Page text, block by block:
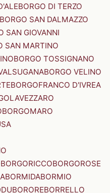
BORGO DI TERZO
BORGO SAN DALMAZZO
SAN GIOVANNI
SAN MARTINO
BORGO TOSSIGNANO
BORGO VELINO
BORGOFRANCO D'IVREA
BORGOMARO
BORGORICCOBORGOROSE
BORMIDABORMIO
BOROREBORRELLO